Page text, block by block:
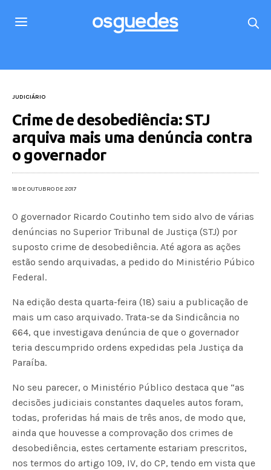
JUDICIÁRIO
Crime de desobediência: STJ
arquiva mais uma denúncia contra
o governador
18 DE OUTUBRO DE 2017
O governador Ricardo Coutinho tem sido alvo de várias
denúncias no Superior Tribunal de Justiça (STJ) por
suposto crime de desobediência. Até agora as ações
estão sendo arquivadas, a pedido do Ministério Púbico
Federal.
Na edição desta quarta-feira (18) saiu a publicação de
mais um caso arquivado. Trata-se da Sindicância nº
664, que investigava denúncia de que o governador
teria descumprido ordens expedidas pela Justiça da
Paraíba.
No seu parecer, o Ministério Público destaca que “as
decisões judiciais constantes daqueles autos foram,
todas, proferidas há mais de três anos, de modo que,
ainda que houvesse a comprovação dos crimes de
desobediência, estes certamente estariam prescritos,
nos termos do artigo 109, IV, do CP, tendo em vista que